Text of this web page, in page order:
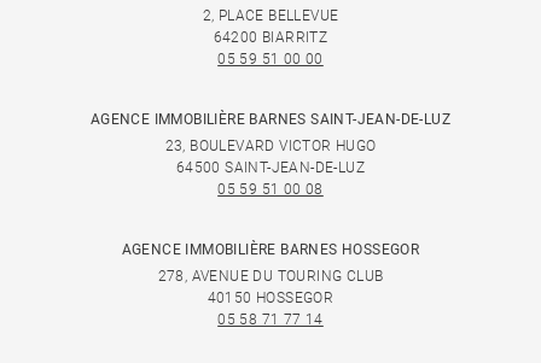
2, PLACE BELLEVUE
64200 BIARRITZ
05 59 51 00 00
AGENCE IMMOBILIÈRE BARNES SAINT-JEAN-DE-LUZ
23, BOULEVARD VICTOR HUGO
64500 SAINT-JEAN-DE-LUZ
05 59 51 00 08
AGENCE IMMOBILIÈRE BARNES HOSSEGOR
278, AVENUE DU TOURING CLUB
40150 HOSSEGOR
05 58 71 77 14